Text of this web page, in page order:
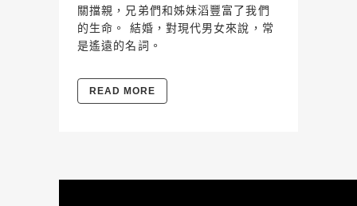
關擋親，兄弟們和姊妹滔豐富了我們
的生命。 結婚，對現代男女來說，常
是遙遠的名詞。
READ MORE